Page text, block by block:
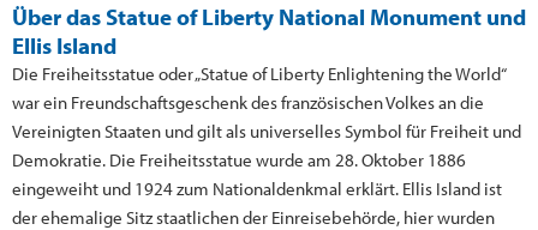
Über das Statue of Liberty National Monument und
Ellis Island
Die Freiheitsstatue oder „Statue of Liberty Enlightening the World“
war ein Freundschaftsgeschenk des französischen Volkes an die
Vereinigten Staaten und gilt als universelles Symbol für Freiheit und
Demokratie. Die Freiheitsstatue wurde am 28. Oktober 1886
eingeweiht und 1924 zum Nationaldenkmal erklärt. Ellis Island ist
der ehemalige Sitz staatlichen der Einreisebehörde, hier wurden